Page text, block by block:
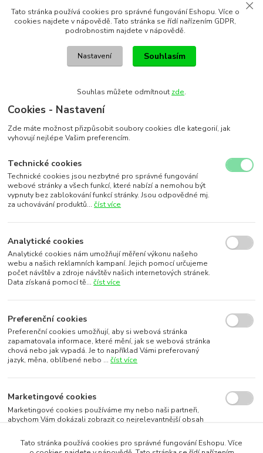
Tato stránka používá cookies pro správné fungování Eshopu. Více o
cookies najdete v nápovědě. Tato stránka se řídí nařízením GDPR,
podrobnostim najdete v nápovědě.
Nastavení Souhlasím
Souhlas můžete odmítnout zde.
Cookies - Nastavení
Zde máte možnost přizpůsobit soubory cookies dle kategorií, jak
vyhovují nejlépe Vašim preferencím.
Technické cookies
Technické cookies jsou nezbytné pro správné fungování
webové stránky a všech funkcí, které nabízí a nemohou být
vypnuty bez zablokování funkcí stránky. Jsou odpovědné mj.
za uchovávání produktů...číst více
Analytické cookies
Analytické cookies nám umožňují měření výkonu našeho
webu a našich reklamních kampaní. Jejich pomocí určujeme
počet návštěv a zdroje návštěv našich internetových stránek.
Data získaná pomocí tě...číst více
Preferenční cookies
Preferenční cookies umožňují, aby si webová stránka
zapamatovala informace, které mění, jak se webová stránka
chová nebo jak vypadá. Je to například Vámi preferovaný
jazyk, měna, oblíbené nebo ...číst více
Marketingové cookies
Marketingové cookies používáme my nebo naši partneři,
abychom Vám dokázali zobrazit co nejrelevantnější obsah
subjektů. To je možn... číst více
Tato stránka používá cookies pro správné fungování Eshopu. Více